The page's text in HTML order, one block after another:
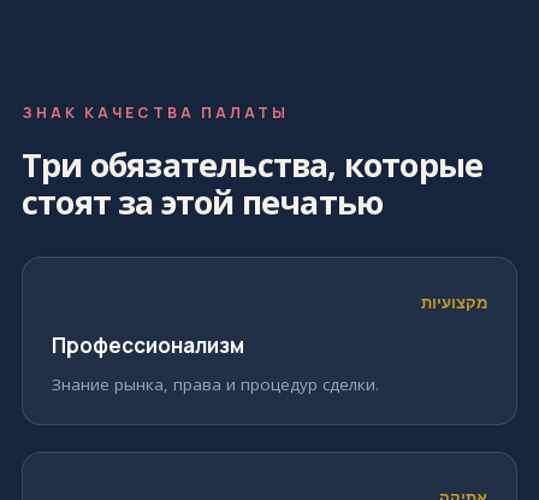
ЗНАК КАЧЕСТВА ПАЛАТЫ
Три обязательства, которые
стоят за этой печатью
מקצועיות
Профессионализм
Знание рынка, права и процедур сделки.